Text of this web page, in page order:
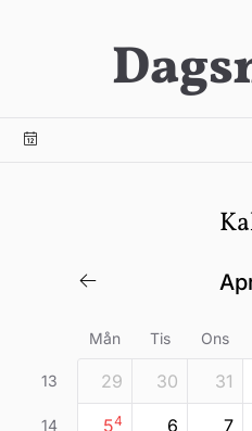
Mån Tis Ons
13 29 30 31
14 54 6 7